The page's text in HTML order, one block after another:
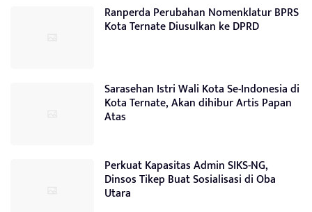
Ranperda Perubahan Nomenklatur BPRS
Kota Ternate Diusulkan ke DPRD
Sarasehan Istri Wali Kota Se-Indonesia di
Kota Ternate, Akan dihibur Artis Papan
Atas
Perkuat Kapasitas Admin SIKS-NG,
Dinsos Tikep Buat Sosialisasi di Oba
Utara